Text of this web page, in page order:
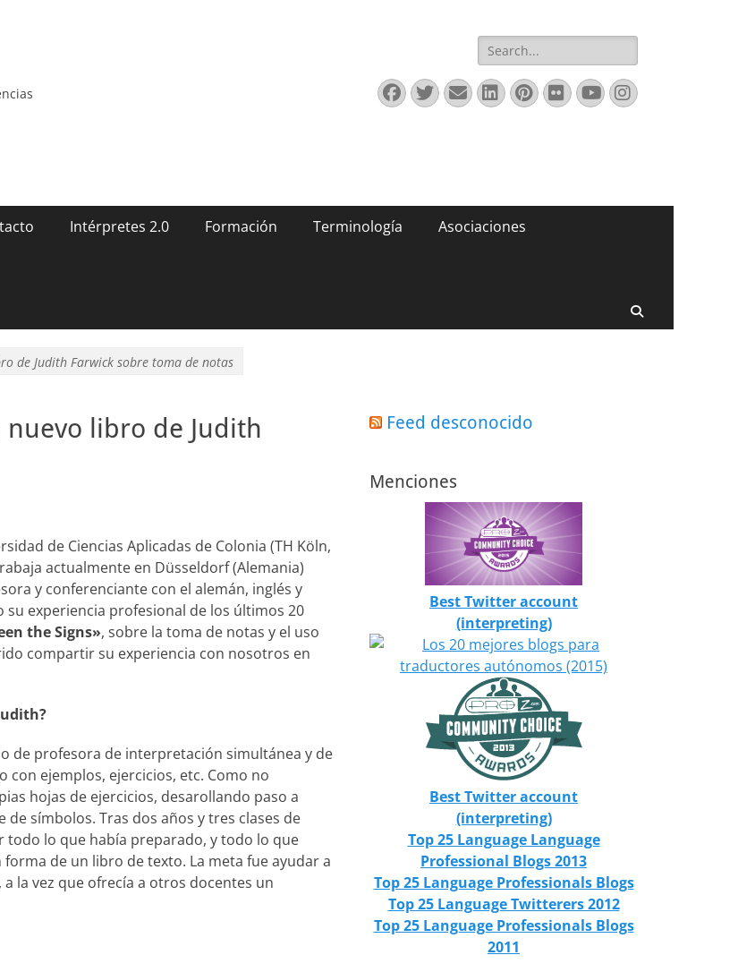
Buscar:
Facebook
Twitter
Correo
electrónico
LinkedIn
Pinterest
FlickrYouTube
Instagram
Intérpretes 2.0 Formación Terminología Asociaciones
de Judith Farwick sobre toma de notas
libro de Judith
de Ciencias Aplicadas de Colonia (TH Köln,
actualmente en Düsseldorf (Alemania)
y conferenciante con el alemán, inglés y
experiencia profesional de los últimos 20
the Signs», sobre la toma de notas y el uso
compartir su experiencia con nosotros en
de profesora de interpretación simultánea y de
con ejemplos, ejercicios, etc. Como no
hojas de ejercicios, desarollando paso a
símbolos. Tras dos años y tres clases de
todo lo que había preparado, y todo lo que
de un libro de texto. La meta fue ayudar a
la vez que ofrecía a otros docentes un
Feed desconocido
Menciones
Best Twitter account
(interpreting)
Best Twitter account
(interpreting)
Top 25 Language Language
Professional Blogs 2013
Top 25 Language Professionals Blogs
Top 25 Language Twitterers 2012
Top 25 Language Professionals Blogs
2011